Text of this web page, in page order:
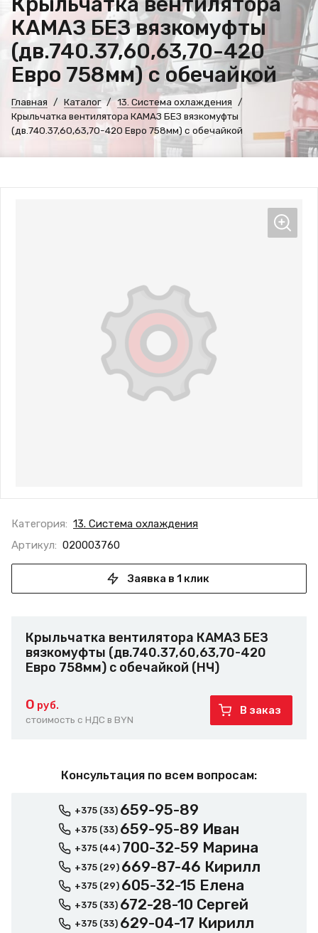
КАМАЗ БЕЗ вязкомуфты
(дв.740.37,60,63,70-420
Евро 758мм) с обечайкой
Главная Каталог
13. Система охлаждения
Крыльчатка вентилятора КАМАЗ БЕЗ вязкомуфты
(дв.740.37,60,63,70-420 Евро 758мм) с обечайкой
Категория: 13. Система охлаждения
Артикул: 020003760
Заявка в 1 клик
Крыльчатка вентилятора КАМАЗ БЕЗ
вязкомуфты (дв.740.37,60,63,70-420
Евро 758мм) с обечайкой (НЧ)
0 руб.
стоимость с НДС в BYN
В заказ
Консультация по всем вопросам:
+375 (33) 659-95-89
+375 (33) 659-95-89 Иван
+375 (44) 700-32-59 Марина
+375 (29) 669-87-46 Кирилл
+375 (29) 605-32-15 Елена
+375 (33) 672-28-10 Сергей
+375 (33) 629-04-17 Кирилл